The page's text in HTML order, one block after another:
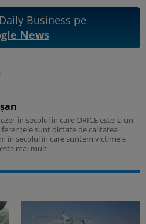
Business pe
News
în secolul în care ORICE este la un
sunt dictate de calitatea
în secolul în care suntem victimele
mai mult